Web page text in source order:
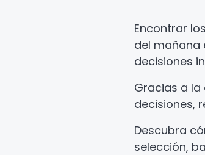
Encontrar
del mañana
decisiones
Gracias a
decisiones,
Descubra
selección,